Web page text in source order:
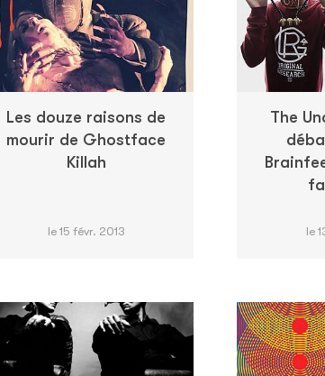
Les douze raisons de
mourir de Ghostface
Killah
le 15 févr. 2013
The
le